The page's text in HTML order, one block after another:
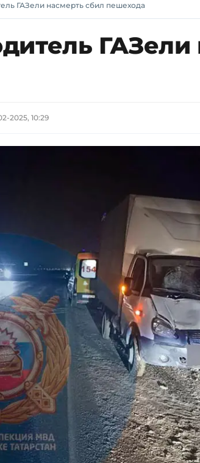
ГАЗели насмерть сбил пешехода
2025, 10:29